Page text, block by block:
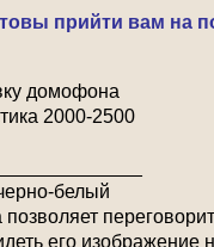
прийти вам на
домофона
2000-2500
белый
его изображение